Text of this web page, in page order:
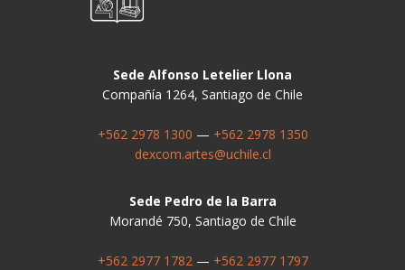
Sede Alfonso Letelier Llona
Compañía 1264, Santiago de Chile
+562 2978 1300 — +562 2978 1350
dexcom.artes@uchile.cl
Sede Pedro de la Barra
Morandé 750, Santiago de Chile
+562 2977 1782 — +562 2977 1797